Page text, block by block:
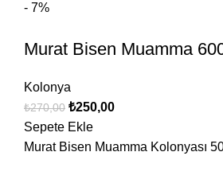
- 7%
Murat Bisen Muamma
Kolonya
₺270,00 ₺250,00
Sepete Ekle
Murat Bisen Muamma Kolonyası